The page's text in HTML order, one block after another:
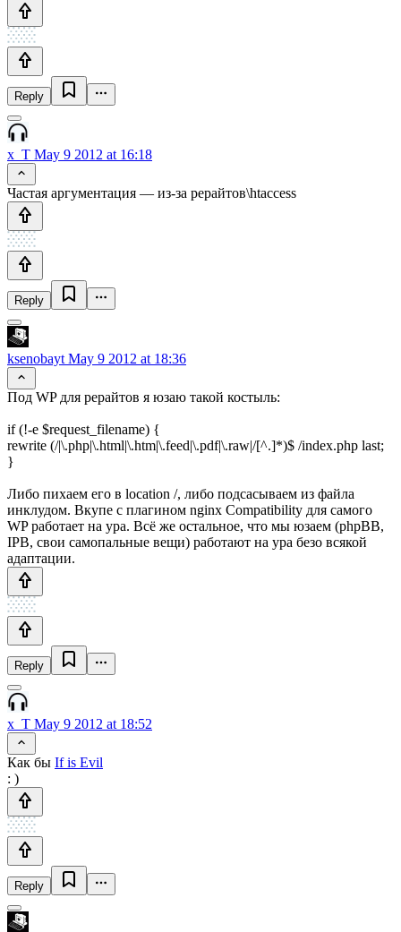
Reply
x_T May 9 2012 at 16:18
Частая аргументация — из-за рерайтов\htaccess
Reply
ksenobayt May 9 2012 at 18:36
Под WP для рерайтов я юзаю такой костыль:
if (!-e $request_filename) {
rewrite (/|\.php|\.html|\.htm|\.feed|\.pdf|\.raw|/[^.]*)$ /index.php last;
}
Либо пихаем его в location /, либо подсасываем из файла
инклудом. Вкупе с плагином nginx Compatibility для самого
WP работает на ура. Всё же остальное, что мы юзаем (phpBB,
IPB, свои самопальные вещи) работают на ура безо всякой
адаптации.
Reply
x_T May 9 2012 at 18:52
Как бы If is Evil
: )
Reply